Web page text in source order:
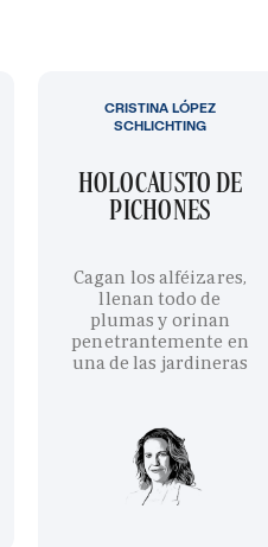
HOLOCAUSTO DE
PICHONES
Cagan los alféizares,
llenan todo de
plumas y orinan
penetrantemente en
una de las jardineras
CRISTINA LÓPEZ
SCHLICHTING